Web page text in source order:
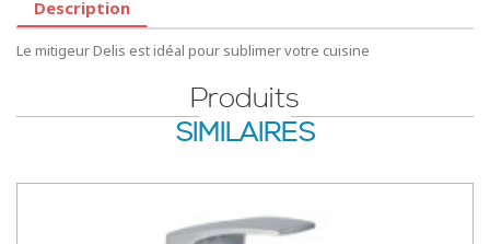
Description
Le mitigeur Delis est idéal pour sublimer votre cuisine
Produits
SIMILAIRES